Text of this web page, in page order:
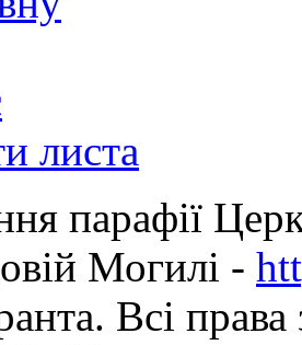
листа
парафії
Могилі -
Всі